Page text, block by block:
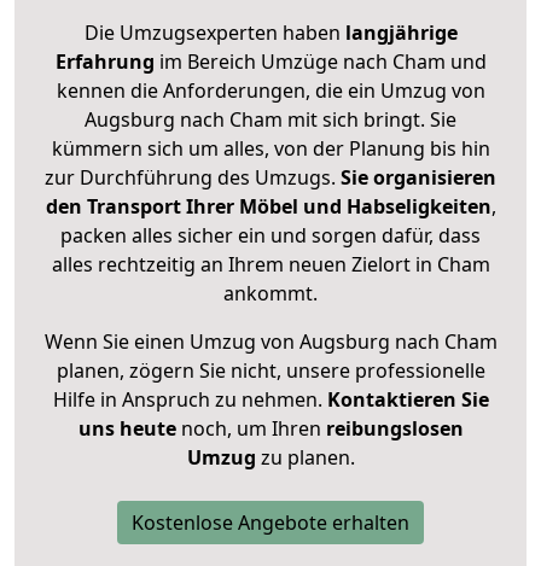
Die Umzugsexperten haben langjährige
Erfahrung im Bereich Umzüge nach Cham und
kennen die Anforderungen, die ein Umzug von
Augsburg nach Cham mit sich bringt. Sie
kümmern sich um alles, von der Planung bis hin
zur Durchführung des Umzugs. Sie organisieren
den Transport Ihrer Möbel und Habseligkeiten,
packen alles sicher ein und sorgen dafür, dass
alles rechtzeitig an Ihrem neuen Zielort in Cham
ankommt.
Wenn Sie einen Umzug von Augsburg nach Cham
planen, zögern Sie nicht, unsere professionelle
Hilfe in Anspruch zu nehmen. Kontaktieren Sie
uns heutenoch, um Ihren reibungslosen
Umzug zu planen.
Kostenlose Angebote erhalten